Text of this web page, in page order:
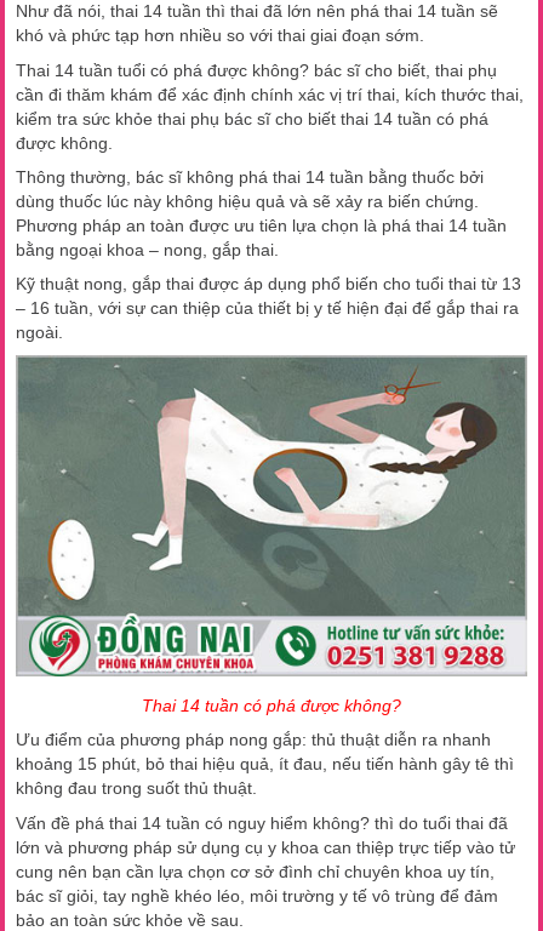
Như đã nói, thai 14 tuần thì thai đã lớn nên phá thai 14 tuần sẽ
khó và phức tạp hơn nhiều so với thai giai đoạn sớm.
Thai 14 tuần tuổi có phá được không? bác sĩ cho biết, thai phụ
cần đi thăm khám để xác định chính xác vị trí thai, kích thước thai,
kiểm tra sức khỏe thai phụ bác sĩ cho biết thai 14 tuần có phá
được không.
Thông thường, bác sĩ không phá thai 14 tuần bằng thuốc bởi
dùng thuốc lúc này không hiệu quả và sẽ xảy ra biến chứng.
Phương pháp an toàn được ưu tiên lựa chọn là phá thai 14 tuần
bằng ngoại khoa – nong, gắp thai.
Kỹ thuật nong, gắp thai được áp dụng phổ biến cho tuổi thai từ 13
– 16 tuần, với sự can thiệp của thiết bị y tế hiện đại để gắp thai ra
ngoài.
Thai 14 tuần có phá được không?
Ưu điểm của phương pháp nong gắp: thủ thuật diễn ra nhanh
khoảng 15 phút, bỏ thai hiệu quả, ít đau, nếu tiến hành gây tê thì
không đau trong suốt thủ thuật.
Vấn đề phá thai 14 tuần có nguy hiểm không? thì do tuổi thai đã
lớn và phương pháp sử dụng cụ y khoa can thiệp trực tiếp vào tử
cung nên bạn cần lựa chọn cơ sở đình chỉ chuyên khoa uy tín,
bác sĩ giỏi, tay nghề khéo léo, môi trường y tế vô trùng để đảm
bảo an toàn sức khỏe về sau.